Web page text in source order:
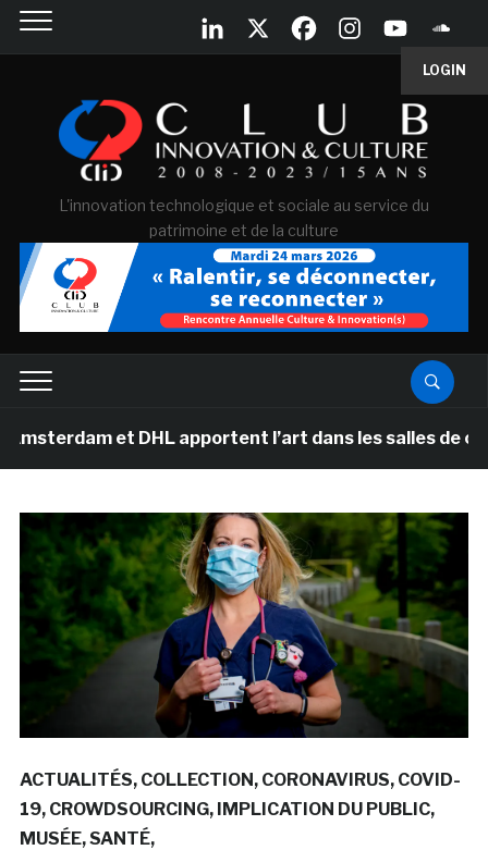
LOGIN
L'innovation technologique et sociale au service du
patrimoine et de la culture
et DHL apportent l’art dans les salles de classe des
ACTUALITÉS COLLECTION CORONAVIRUS COVID-
19 CROWDSOURCING IMPLICATION DU PUBLIC
MUSÉE SANTÉ